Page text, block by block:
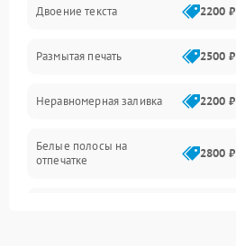
Подключение и интерфейсы
Панель управления и индикация
Режим работы
Питание и запуск
Двоение текста 2200 ₽
Размытая печать 2500 ₽
Неравномерная заливка 2200 ₽
Белые полосы на
отпечатке
2800 ₽